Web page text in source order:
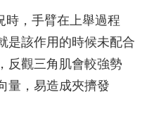
時，手臂在上舉過程
是該作用的時候未配合
反觀三角肌會較強勢
量，易造成夾擠發